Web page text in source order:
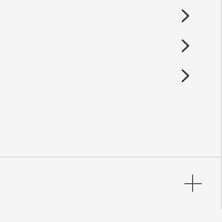
A
A
A